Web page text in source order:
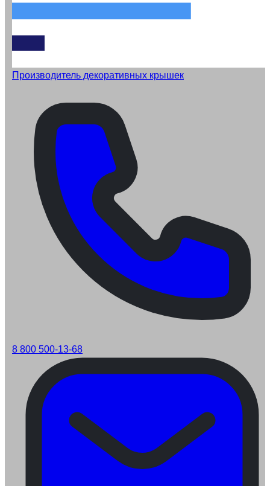
Производитель декоративных крышек
8 800 500-13-68